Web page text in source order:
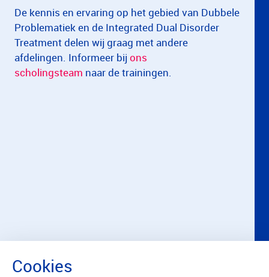
De kennis en ervaring op het gebied van Dubbele
Problematiek en de Integrated Dual Disorder
Treatment delen wij graag met andere
afdelingen. Informeer bij ons
scholingsteam naar de trainingen.